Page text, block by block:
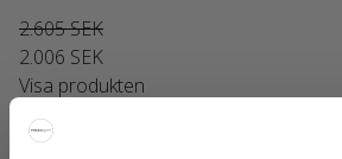
2.605 SEK
2.006 SEK
Visa produkten